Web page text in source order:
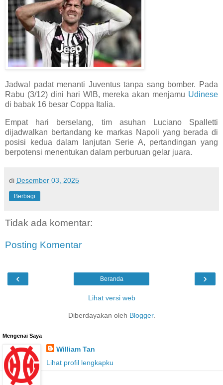
Jadwal padat menanti Juventus tanpa sang bomber. Pada
Rabu (3/12) dini hari WIB, mereka akan menjamu Udinese
di babak 16 besar Coppa Italia.
Empat hari berselang, tim asuhan Luciano Spalletti
dijadwalkan bertandang ke markas Napoli yang berada di
posisi kedua dalam lanjutan Serie A, pertandingan yang
berpotensi menentukan dalam perburuan gelar juara.
di Desember 03, 2025
Berbagi
Tidak ada komentar:
Posting Komentar
‹ ›
Beranda
Lihat versi web
Diberdayakan oleh Blogger.
Mengenai Saya
William Tan
Lihat profil lengkapku